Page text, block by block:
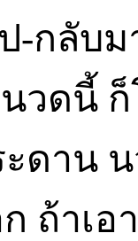
-กลับ
วดนี้
ดาน
ถ้าเ